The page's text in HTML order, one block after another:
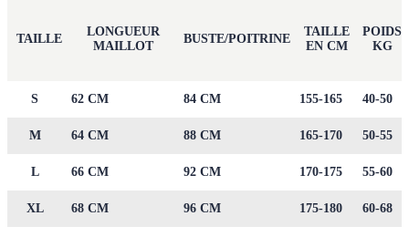
TAILLE
LONGUEUR
MAILLOT
BUSTE/POITRINE
TAILLE
EN CM
POIDS
KG
S 62 CM 84 CM 155-165 40-50
M 64 CM 88 CM 165-170 50-55
L 66 CM 92 CM 170-175 55-60
XL 68 CM 96 CM 175-180 60-68